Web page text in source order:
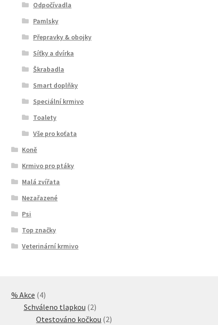
Odpočívadla
Pamlsky
Přepravky & obojky
Síťky a dvírka
Škrabadla
Smart doplňky
Speciální krmivo
Toalety
Vše pro koťata
Koně
Krmivo pro ptáky
Malá zvířata
Nezařazené
Psi
Top značky
Veterinární krmivo
% Akce 44
produkty
Schváleno tlapkou 22
produkty
Otestováno kočkou 22